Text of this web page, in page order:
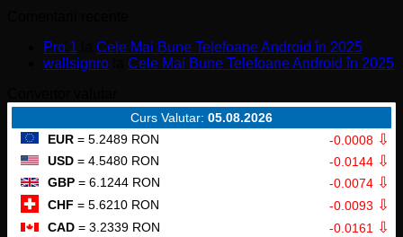
Dual-
Amazon
Alexa
mai
noi
în
2025
Pro 1
Cele Mai Bune Telefoane Android în 2025
wallsignro
Cele Mai Bune Telefoane Android în 2025
Curs Valutar: 05.08.2026
EUR = 5.2489 RON -0.0008 ⇩
USD = 4.5480 RON -0.0144 ⇩
GBP = 6.1244 RON -0.0074 ⇩
CHF = 5.6210 RON -0.0093 ⇩
CAD = 3.2339 RON -0.0161 ⇩